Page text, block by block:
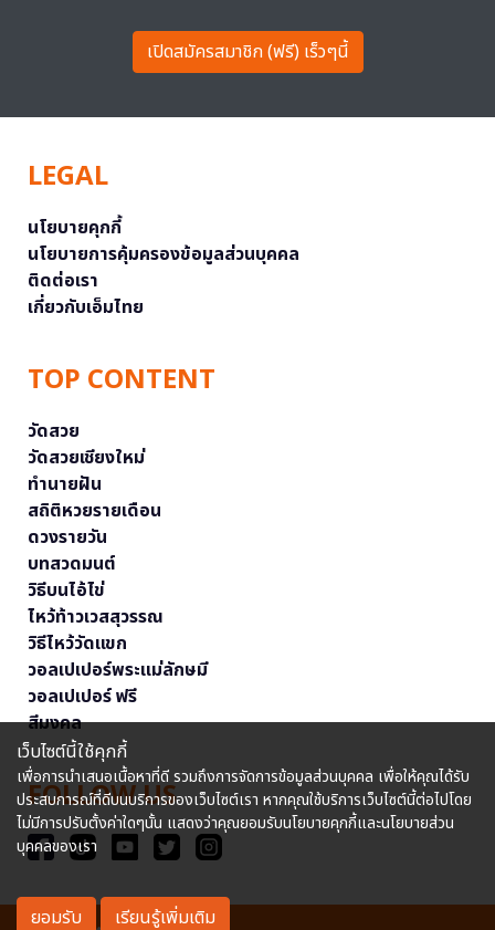
เปิดสมัครสมาชิก (ฟรี) เร็วๆนี้
LEGAL
นโยบายคุกกี้
นโยบายการคุ้มครองข้อมูลส่วนบุคคล
ติดต่อเรา
เกี่ยวกับเอ็มไทย
TOP CONTENT
วัดสวย
วัดสวยเชียงใหม่
ทำนายฝัน
สถิติหวยรายเดือน
ดวงรายวัน
บทสวดมนต์
วิธีบนไอ้ไข่
ไหว้ท้าวเวสสุวรรณ
วิธีไหว้วัดแขก
วอลเปเปอร์พระแม่ลักษมี
วอลเปเปอร์ ฟรี
สีมงคล
FOLLOW US
เว็บไซต์นี้ใช้คุกกี้
เพื่อการนำเสนอเนื้อหาที่ดี รวมถึงการจัดการข้อมูลส่วนบุคคล เพื่อให้คุณได้รับ
ประสบการณ์ที่ดีบนบริการของเว็บไซต์เรา หากคุณใช้บริการเว็บไซต์นี้ต่อไปโดย
ไม่มีการปรับตั้งค่าใดๆนั้น แสดงว่าคุณยอมรับนโยบายคุกกี้และนโยบายส่วน
บุคคลของเรา
ยอมรับ เรียนรู้เพิ่มเติม